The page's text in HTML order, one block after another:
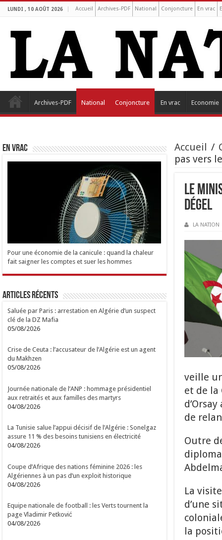
LUNDI , 10 AOÛT 2026 Accueil Archives-PDF National Conjoncture En vrac
Archives-PDF National Conjoncture En vrac Economie
Accueil /
pas vers
Le
dégel
LA NATION
veille
et de la
de
Outre
La
d’une
la
EN VRAC
Pour une économie de la canicule : quand la chaleur
fait saigner les comptes et suer les hommes
Articles Récents
Saluée par Paris : arrestation en Algérie d’un suspect
clé de la DZ Mafia
05/08/2026
Crise de Ceuta : l’accusateur de l’Algérie est un agent
du Makhzen
05/08/2026
Journée nationale de l’ANP : hommage présidentiel
aux retraités et aux familles des martyrs
04/08/2026
La Tunisie salue l’appui décisif de l’Algérie : Sonelgaz
assure 11 % des besoins tunisiens en électricité
04/08/2026
Coupe d’Afrique des nations féminine 2026 : les
Algériennes à un pas d’un exploit historique
04/08/2026
Equipe nationale de football : les Verts tournent la
page Vladimir Petković
04/08/2026